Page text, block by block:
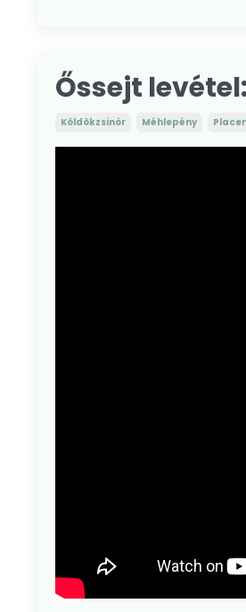
Őssejt
Köldökzsinór Méhlepény